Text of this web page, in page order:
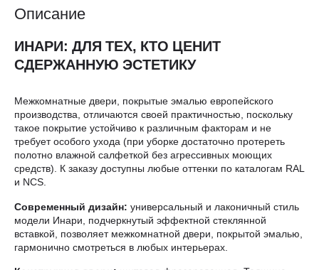
Описание
ИНАРИ: ДЛЯ ТЕХ, КТО ЦЕНИТ
СДЕРЖАННУЮ ЭСТЕТИКУ
Межкомнатные двери, покрытые эмалью европейского
производства, отличаются своей практичностью, поскольку
такое покрытие устойчиво к различным факторам и не
требует особого ухода (при уборке достаточно протереть
полотно влажной салфеткой без агрессивных моющих
средств). К заказу доступны любые оттенки по каталогам RAL
и NCS.
Современный дизайн: универсальный и лаконичный стиль
модели Инари, подчеркнутый эффектной стеклянной
вставкой, позволяет межкомнатной двери, покрытой эмалью,
гармонично смотреться в любых интерьерах.